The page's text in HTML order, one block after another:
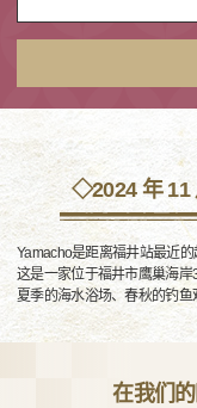
◇2024 年
Yamacho是距离福井站最近的
这是一家位于福井市鹰巢海
夏季的海水浴场、春秋的钓鱼
在我们